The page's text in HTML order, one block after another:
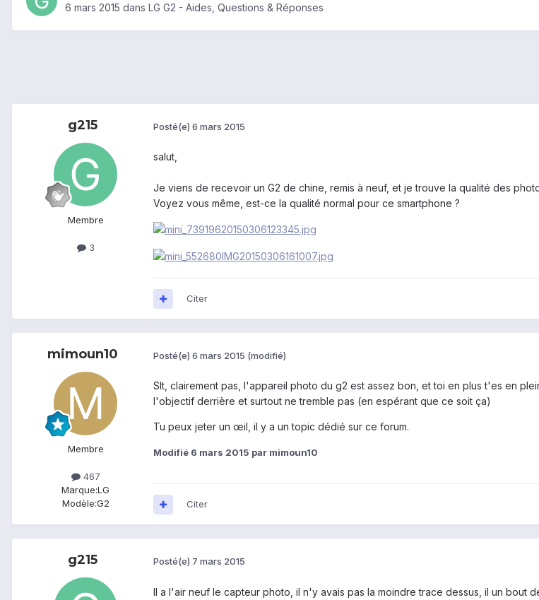
6 mars 2015 dans LG G2 - Aides, Questions & Réponses
g215
Membre
3
Posté(e) 6 mars 2015
salut,
Je viens de recevoir un G2 de chine, remis à neuf, et je trouve la qualité des
Voyez vous même, est-ce la qualité normal pour ce smartphone ?
Citer
mimoun10
Membre
467
Marque:LG
Modèle:G2
Posté(e) 6 mars 2015 (modifié)
Slt, clairement pas, l'appareil photo du g2 est assez bon, et toi en plus t'es en
l'objectif derrière et surtout ne tremble pas (en espérant que ce soit ça)
Tu peux jeter un œil, il y a un topic dédié sur ce forum.
Modifié 6 mars 2015 par mimoun10
Citer
g215 Posté(e) 7 mars 2015
Il a l'air neuf le capteur photo, il n'y avais pas la moindre trace dessus, il un bout